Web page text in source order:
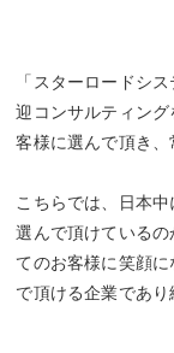
「スターロードシ
迎コンサルティン
客様に選んで頂き、
こちらでは、日本
選んで頂けている
てのお客様に笑顔
で頂ける企業であり